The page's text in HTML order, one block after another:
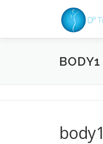
BODY1
body1